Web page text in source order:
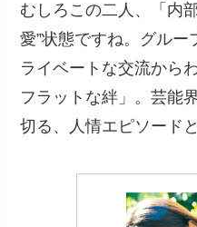
むしろこの二人、「内
愛”状態ですね。グル
ライベートな交流から
フラットな絆」。芸能
切る、人情エピソード